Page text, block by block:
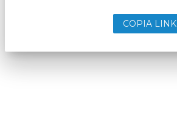
COPIA LINK